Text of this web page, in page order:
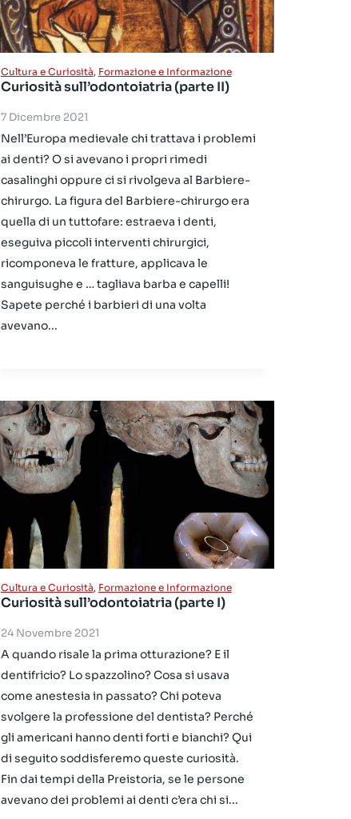
Cultura e Curiosità, Formazione e Informazione
Curiosità sull’odontoiatria (parte II)
7 Dicembre 2021
Nell’Europa medievale chi trattava i problemi
ai denti? O si avevano i propri rimedi
casalinghi oppure ci si rivolgeva al Barbiere-
chirurgo. La figura del Barbiere-chirurgo era
quella di un tuttofare: estraeva i denti,
eseguiva piccoli interventi chirurgici,
ricomponeva le fratture, applicava le
sanguisughe e … tagliava barba e capelli!
Sapete perché i barbieri di una volta
avevano...
Cultura e Curiosità, Formazione e Informazione
Curiosità sull’odontoiatria (parte I)
24 Novembre 2021
A quando risale la prima otturazione? E il
dentifricio? Lo spazzolino? Cosa si usava
come anestesia in passato? Chi poteva
svolgere la professione del dentista? Perché
gli americani hanno denti forti e bianchi? Qui
di seguito soddisferemo queste curiosità.
Fin dai tempi della Preistoria, se le persone
avevano dei problemi ai denti c’era chi si...